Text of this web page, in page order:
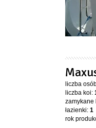
liczba
liczba koi:
zamykane
łazienki: 1
rok